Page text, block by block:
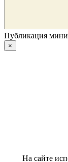
Публикация
×
На сайте